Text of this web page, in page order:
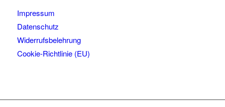
Impressum
Datenschutz
Widerrufsbelehrung
Cookie-Richtlinie (EU)